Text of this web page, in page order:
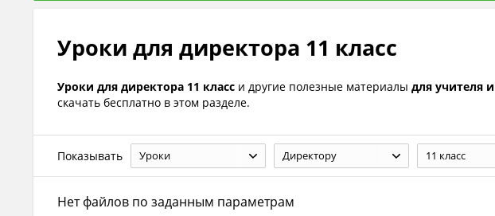
Уроки для директора 11 класс
Уроки для директора 11 класс и другие полезные материалы для учителя
скачать бесплатно в этом разделе.
Показывать Уроки Директору 11 класс
Нет файлов по заданным параметрам